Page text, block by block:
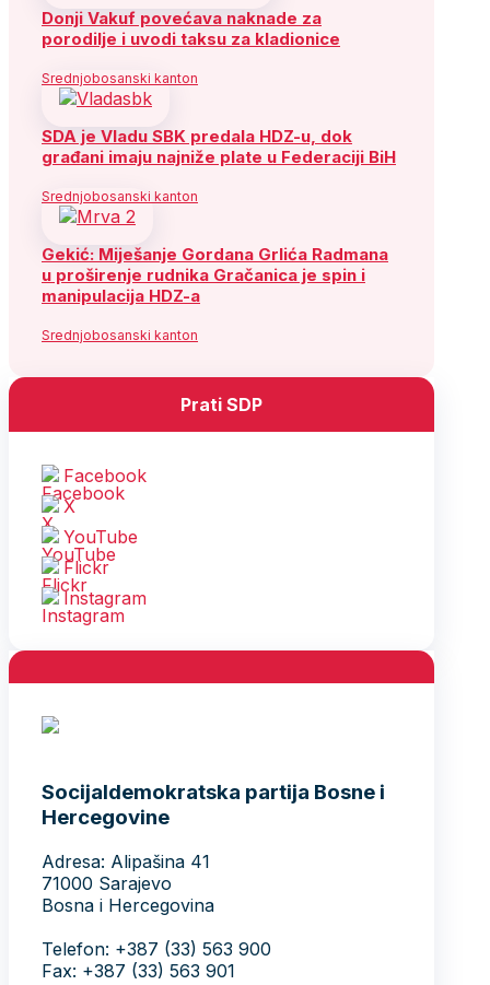
Donji Vakuf povećava naknade za
porodilje i uvodi taksu za kladionice
Srednjobosanski kanton
SDA je Vladu SBK predala HDZ-u, dok
građani imaju najniže plate u Federaciji BiH
Srednjobosanski kanton
Gekić: Miješanje Gordana Grlića Radmana
u proširenje rudnika Gračanica je spin i
manipulacija HDZ-a
Srednjobosanski kanton
Prati SDP
Facebook
X
YouTube
Flickr
Instagram
Socijaldemokratska partija Bosne i
Hercegovine
Adresa: Alipašina 41
71000 Sarajevo
Bosna i Hercegovina
Telefon: +387 (33) 563 900
Fax: +387 (33) 563 901